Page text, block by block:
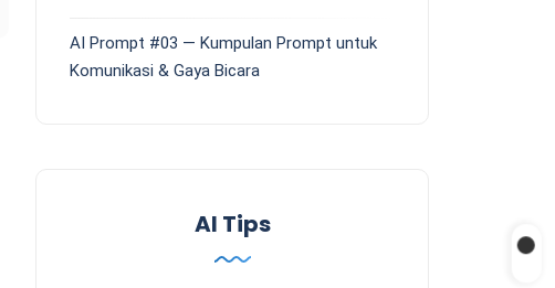
AI Prompt #03 — Kumpulan Prompt untuk
Komunikasi & Gaya Bicara
AI Tips